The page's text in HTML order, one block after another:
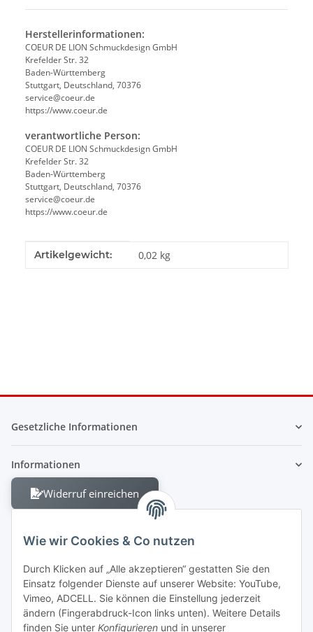
Wie wir Cookies & Co nutzen
Durch Klicken auf „Alle akzeptieren“ gestatten Sie den
Einsatz folgender Dienste auf unserer Website: YouTube,
Vimeo, ADCELL. Sie können die Einstellung jederzeit
ändern (Fingerabdruck-Icon links unten). Weitere Details
finden Sie unter Konfigurieren und in unserer
Herstellerinformationen:
COEUR DE LION Schmuckdesign GmbH
Krefelder Str. 32
Baden-Württemberg
Stuttgart, Deutschland, 70376
service@coeur.de
https://www.coeur.de
verantwortliche Person:
COEUR DE LION Schmuckdesign GmbH
Krefelder Str. 32
Baden-Württemberg
Stuttgart, Deutschland, 70376
service@coeur.de
https://www.coeur.de
Produkteigenschaft
Wert
Artikelgewicht: 0,02 kg
Gesetzliche Informationen
Informationen
Widerruf einreichen
Berliner Allee 38
13088 Berlin